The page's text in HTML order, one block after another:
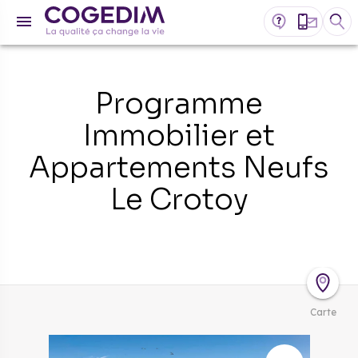
Programme
Immobilier et
Appartements Neufs
Le Crotoy
Carte